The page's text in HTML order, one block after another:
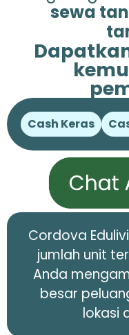
sewa
Cash Keras
Cordova
jumlah unit
Anda
besar
lokasi